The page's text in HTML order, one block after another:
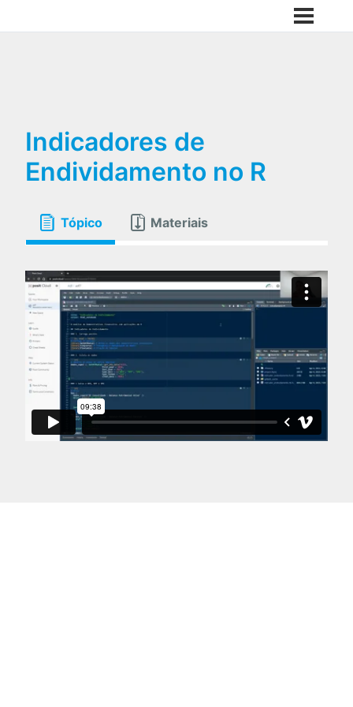
Indicadores de
Endividamento no R
Tópico Materiais